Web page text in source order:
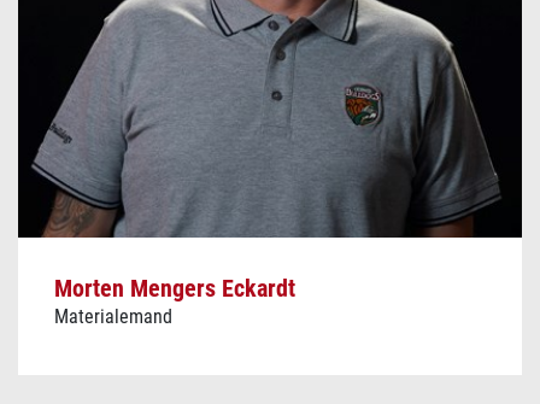
Morten Mengers Eckardt
Materialemand